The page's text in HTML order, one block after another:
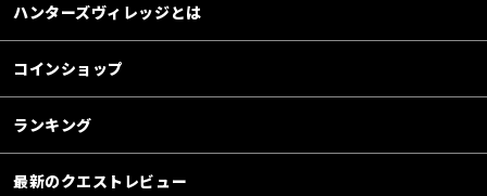
ハンターズヴィレッジとは
コインショップ
ランキング
最新のクエストレビュー